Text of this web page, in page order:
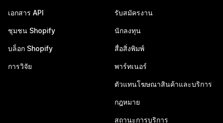
เอกสาร API
ชุมชน Shopify
บล็อก Shopify
การวิจัย
รับสมัครงาน
นักลงทุน
สื่อสิ่งพิมพ์
พาร์ทเนอร์
ตัวแทนโฆษณาสินค้าและบริการ
กฎหมาย
สถานะการบริการ